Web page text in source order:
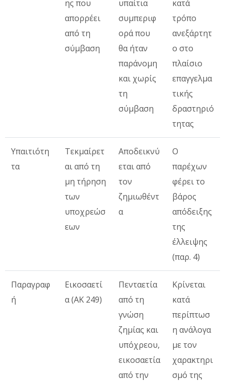
ης που
απορρέει
από τη
σύμβαση
υπαίτια
συμπεριφ
ορά που
θα ήταν
παράνομη
και χωρίς
τη
σύμβαση
κατά
τρόπο
ανεξάρτητ
ο στο
πλαίσιο
επαγγελμα
τικής
δραστηριό
τητας
Υπαιτιότη
τα
Τεκμαίρετ
αι από τη
μη τήρηση
των
υποχρεώσ
εων
Αποδεικνύ
εται από
τον
ζημιωθέντ
α
Ο
παρέχων
φέρει το
βάρος
απόδειξης
της
έλλειψης
(παρ. 4)
Παραγραφ
ή
Εικοσαετί
α (ΑΚ 249)
Πενταετία
από τη
γνώση
ζημίας και
υπόχρεου,
εικοσαετία
από την
Κρίνεται
κατά
περίπτωσ
η ανάλογα
με τον
χαρακτηρι
σμό της